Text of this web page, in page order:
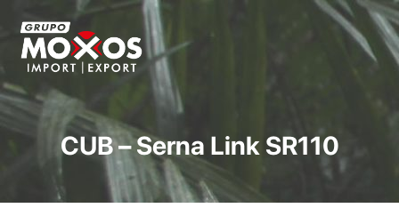
CUB – Serna Link SR110